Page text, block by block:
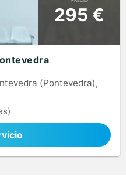
295 €
(Pontevedra),